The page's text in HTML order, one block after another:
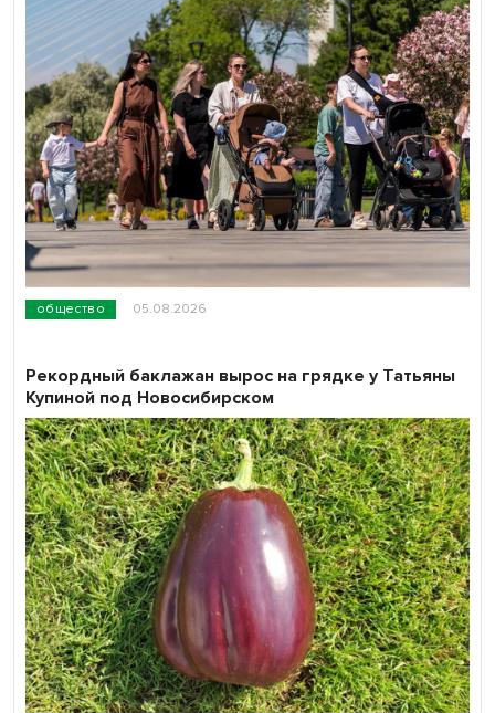
общество 05.08.2026
Рекордный баклажан вырос на грядке у Татьяны
Купиной под Новосибирском